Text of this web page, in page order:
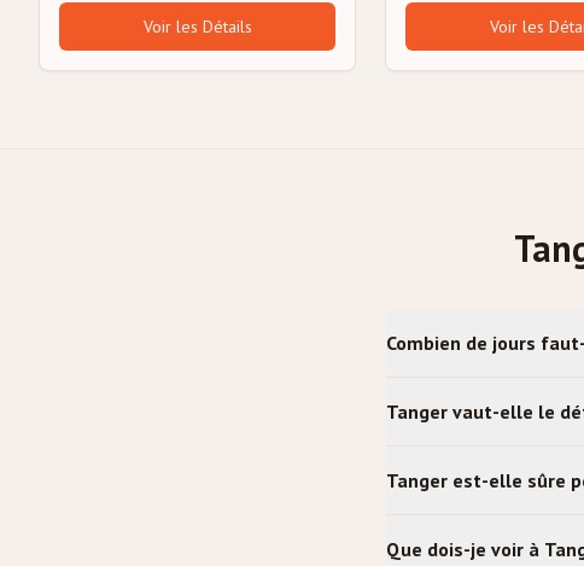
Voir les Détails Voir les
Combien de jours
Tanger vaut-elle le
Tanger est-elle sûre
Que dois-je voir à